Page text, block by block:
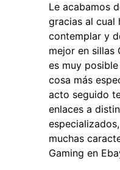
Le acabamos
gracias al cual
contemplar y
mejor en sillas
es muy
cosa más
acto seguido
enlaces a
muchas
Gaming en